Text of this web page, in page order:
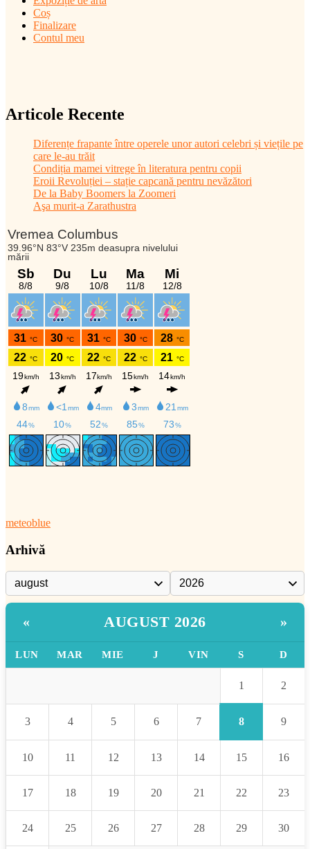
Coș
Finalizare
Contul meu
Articole Recente
Diferențe frapante între operele unor autori celebri și viețile pe
care le-au trăit
Condiția mamei vitrege în literatura pentru copii
Eroii Revoluției – stație capcană pentru nevăzători
De la Baby Boomers la Zoomeri
Aşa murit-a Zarathustra
meteoblue
Arhivă
« AUGUST 2026 »
LUN MAR MIE J VIN S D
1 2
3 4 5 6 7 8 9
10 11 12 13 14 15 16
17 18 19 20 21 22 23
24 25 26 27 28 29 30